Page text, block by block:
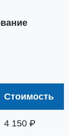
Стоимость
4 150 ₽